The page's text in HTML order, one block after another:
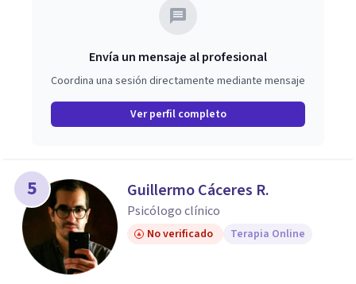
Envía un mensaje al profesional
Coordina una sesión directamente mediante mensaje
Ver perfil completo
5 Guillermo Cáceres R.
Psicólogo clínico
No verificado Terapia Online